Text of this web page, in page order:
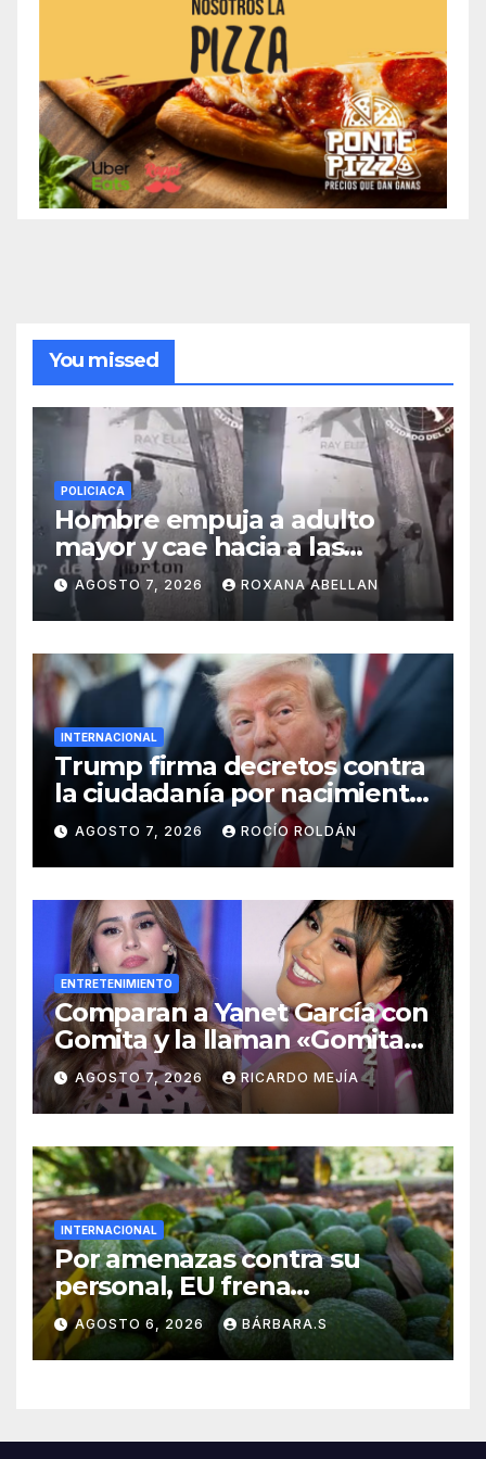
You missed
POLICIACA
Hombre empuja a adulto
mayor y cae hacia a las
ruedas de tráiler en
Monterrey
AGOSTO 7, 2026 ROXANA ABELLAN
INTERNACIONAL
Trump firma decretos contra
la ciudadanía por nacimiento
y el ‘turismo de maternidad’
AGOSTO 7, 2026 ROCÍO ROLDÁN
ENTRETENIMIENTO
Comparan a Yanet García con
Gomita y la llaman «Gomita
Premium»
AGOSTO 7, 2026 RICARDO MEJÍA
INTERNACIONAL
Por amenazas contra su
personal, EU frena
exportación de aguacate
AGOSTO 6, 2026 BÁRBARA.S